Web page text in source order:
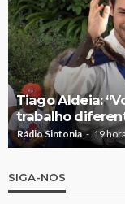
Tiago Aldeia:
trabalho
Rádio Sintonia 19
SIGA-NOS